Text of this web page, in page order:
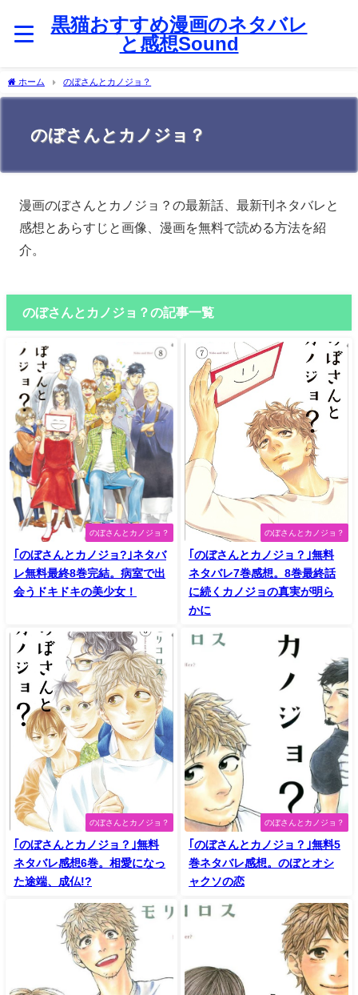
黒猫おすすめ漫画のネタバレ
と感想Sound
ホーム のぼさんとカノジョ？
のぼさんとカノジョ？
漫画のぼさんとカノジョ？の最新話、最新刊ネタバレと
感想とあらすじと画像、漫画を無料で読める方法を紹
介。
のぼさんとカノジョ？の記事一覧
のぼさんとカノジョ？
｢のぼさんとカノジョ?｣ネタバ
レ無料最終8巻完結。病室で出
会うドキドキの美少女！
のぼさんとカノジョ？
｢のぼさんとカノジョ？｣無料
ネタバレ7巻感想。8巻最終話
に続くカノジョの真実が明ら
かに
のぼさんとカノジョ？
｢のぼさんとカノジョ？｣無料
ネタバレ感想6巻。相愛になっ
た途端、成仏!?
のぼさんとカノジョ？
｢のぼさんとカノジョ？｣無料5
巻ネタバレ感想。のぼとオシ
ャクソの恋